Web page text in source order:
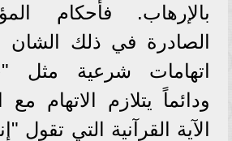
بالإرهاب. فأحكام
الصادرة في ذلك
اتهامات شرعية مثل
ودائماً يتلازم الاتهام
الآية القرآنية التي تقول